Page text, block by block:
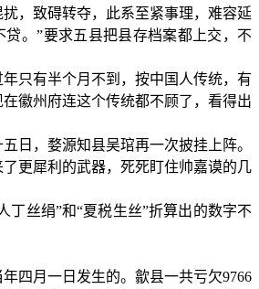
，致碍转夺，此系至紧事理，难容延
贷。”要求五县把县存档案都上交，不
只有半个月不到，按中国人传统，有
徽州府连这个传统都不顾了，看得出
日，婺源知县吴琯再一次披挂上阵。
更犀利的武器，死死盯住帅嘉谟的几
丁丝绢”和“夏税生丝”折算出的数字不
四月一日发生的。歙县一共亏欠9766